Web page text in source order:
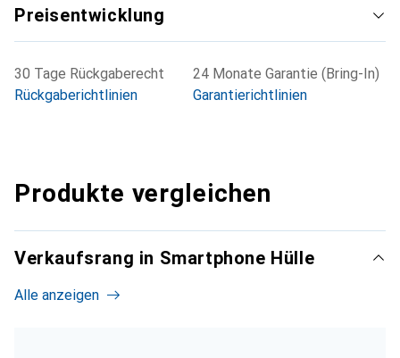
Preisentwicklung
30 Tage Rückgaberecht
Rückgaberichtlinien
24 Monate Garantie (Bring-In)
Garantierichtlinien
Produkte vergleichen
Verkaufsrang in Smartphone Hülle
Alle anzeigen